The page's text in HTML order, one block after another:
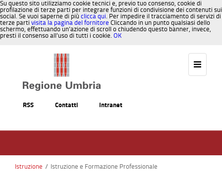
Su questo sito utilizziamo cookie tecnici e, previo tuo consenso, cookie di
profilazione di terze parti per integrare funzioni di condivisione dei contenuti sui
social. Se vuoi saperne di più clicca qui. Per impedire il tracciamento di servizi di
terze parti visita la pagina del fornitore Cliccando in un punto qualsiasi dello
schermo, effettuando un’azione di scroll o chiudendo questo banner, invece,
presti il consenso all’uso di tutti i cookie. OK
RSS Contatti Intranet
Istruzione / Istruzione e Formazione Professionale